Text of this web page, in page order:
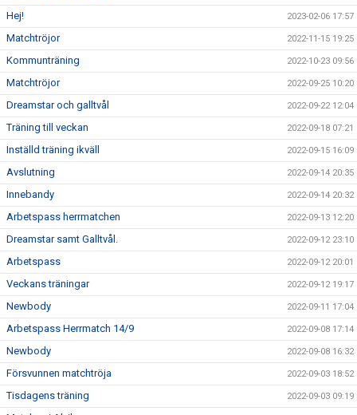
Hej! 2023-02-06 17:57
Matchtröjor 2022-11-15 19:25
Kommunträning 2022-10-23 09:56
Matchtröjor 2022-09-25 10:20
Dreamstar och galltvål 2022-09-22 12:04
Träning till veckan 2022-09-18 07:21
Inställd träning ikväll 2022-09-15 16:09
Avslutning 2022-09-14 20:35
Innebandy 2022-09-14 20:32
Arbetspass herrmatchen 2022-09-13 12:20
Dreamstar samt Galltvål. 2022-09-12 23:10
Arbetspass 2022-09-12 20:01
Veckans träningar 2022-09-12 19:17
Newbody 2022-09-11 17:04
Arbetspass Herrmatch 14/9 2022-09-08 17:14
Newbody 2022-09-08 16:32
Försvunnen matchtröja 2022-09-03 18:52
Tisdagens träning 2022-09-03 09:19